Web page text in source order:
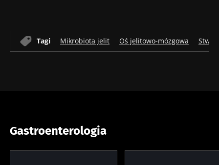
Tagi Mikrobiota jelit Oś jelitowo-mózgowa
Gastroenterologia